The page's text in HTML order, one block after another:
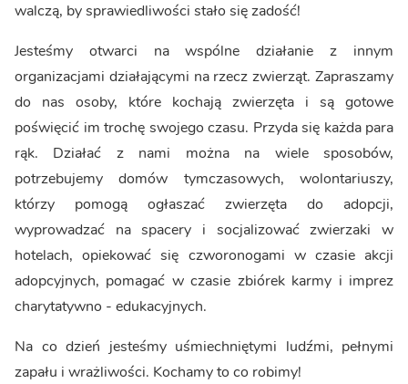
walczą, by sprawiedliwości stało się zadość!
Jesteśmy otwarci na wspólne działanie z innym
organizacjami działającymi na rzecz zwierząt. Zapraszamy
do nas osoby, które kochają zwierzęta i są gotowe
poświęcić im trochę swojego czasu. Przyda się każda para
rąk. Działać z nami można na wiele sposobów,
potrzebujemy domów tymczasowych, wolontariuszy,
którzy pomogą ogłaszać zwierzęta do adopcji,
wyprowadzać na spacery i socjalizować zwierzaki w
hotelach, opiekować się czworonogami w czasie akcji
adopcyjnych, pomagać w czasie zbiórek karmy i imprez
charytatywno - edukacyjnych.
Na co dzień jesteśmy uśmiechniętymi ludźmi, pełnymi
zapału i wrażliwości. Kochamy to co robimy!